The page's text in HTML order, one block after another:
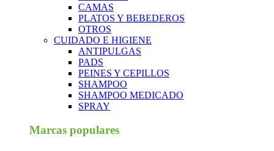
CAMAS
PLATOS Y BEBEDEROS
OTROS
CUIDADO E HIGIENE
ANTIPULGAS
PADS
PEINES Y CEPILLOS
SHAMPOO
SHAMPOO MEDICADO
SPRAY
Marcas populares